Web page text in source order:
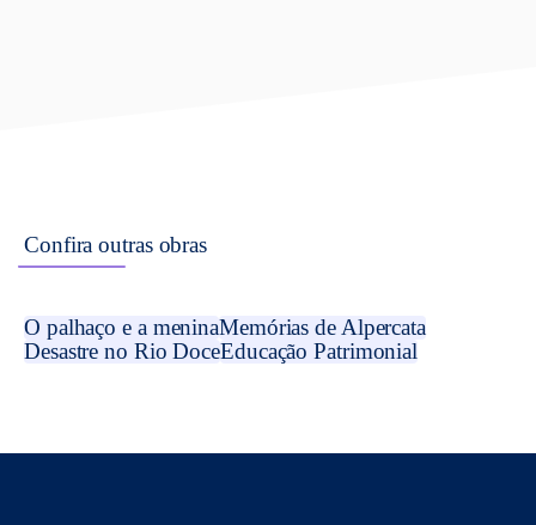
Confira outras obras
O palhaço e a meninaMemórias de Alpercata
Desastre no Rio DoceEducação Patrimonial